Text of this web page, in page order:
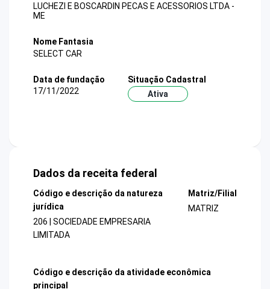
LUCHEZI E BOSCARDIN PECAS E ACESSORIOS LTDA -
ME
Nome Fantasia
SELECT CAR
Data de fundação
17/11/2022
Situação Cadastral
Ativa
Dados da receita federal
Código e descrição da natureza
jurídica
206 | SOCIEDADE EMPRESARIA
LIMITADA
Matriz/Filial
MATRIZ
Código e descrição da atividade econômica
principal